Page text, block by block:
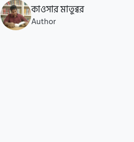
কাওসার মাতুব্বর
Author